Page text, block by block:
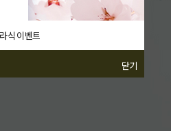
식 이벤트
닫기